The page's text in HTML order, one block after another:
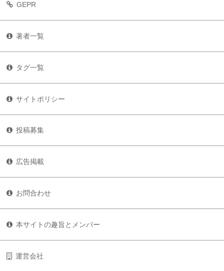
GEPR
著者一覧
タグ一覧
サイトポリシー
投稿募集
広告掲載
お問合わせ
本サイトの趣旨とメンバー
運営会社